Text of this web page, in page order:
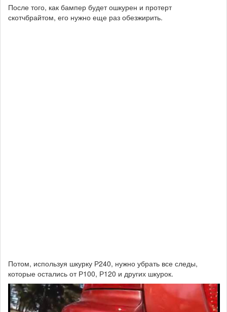
После того, как бампер будет ошкурен и протерт
скотчбрайтом, его нужно еще раз обезжирить.
Потом, используя шкурку Р240, нужно убрать все следы,
которые остались от Р100, Р120 и других шкурок.